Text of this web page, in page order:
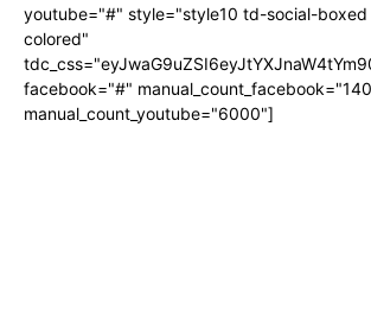
youtube="#" style="style10 td-social-
colored"
facebook="#"
manual_count_youtube="6000"]